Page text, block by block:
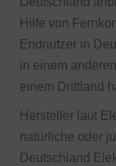
Hilfe von
Endnutzer in
in einem
einem Drittland
Hersteller laut
natürliche oder
Deutschland